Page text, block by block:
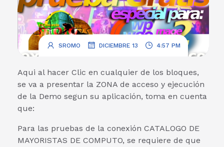
SROMO DICIEMBRE 13 4:57 PM
Aqui al hacer Clic en cualquier de los bloques,
se va a presentar la ZONA de acceso y ejecución
de la Demo segun su aplicación, toma en cuenta
que:
Para las pruebas de la conexión CATALOGO DE
MAYORISTAS DE COMPUTO, se requiere de que